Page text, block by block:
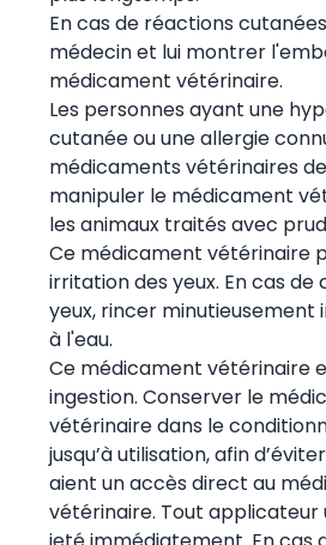
En cas de réactions
médecin et lui montrer
médicament vétérinaire.
Les personnes ayant une
cutanée ou une allergie
médicaments vétérinaires
manipuler le médicament
les animaux traités avec
Ce médicament vétérinaire
irritation des yeux. En cas
yeux, rincer
à l'eau.
Ce médicament vétérinaire
ingestion. Conserver le
vétérinaire dans le
jusqu’à utilisation, afin
aient un accès direct au
vétérinaire. Tout applicateur